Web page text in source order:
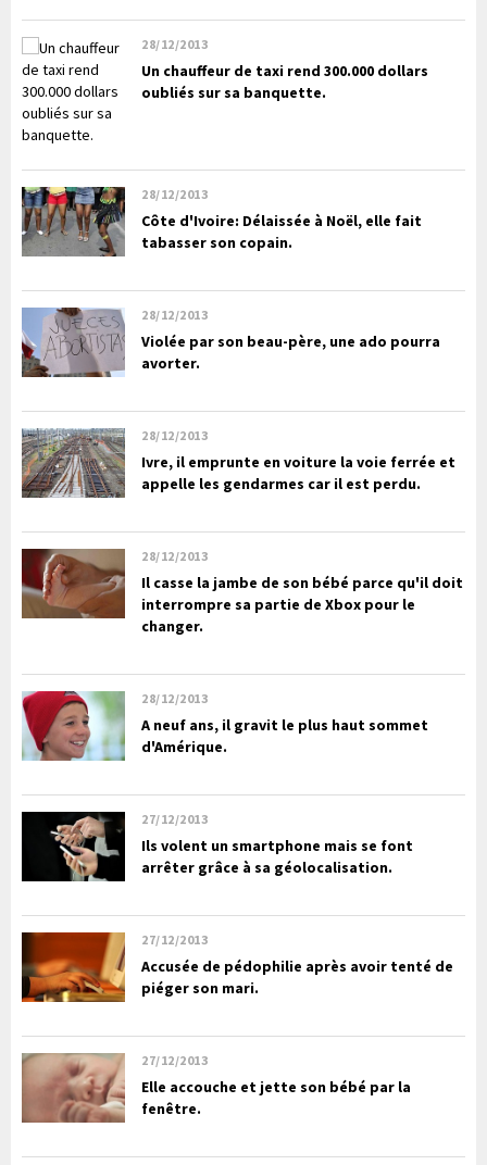
28/12/2013
Un chauffeur de taxi rend 300.000 dollars
oubliés sur sa banquette.
28/12/2013
Côte d'Ivoire: Délaissée à Noël, elle fait
tabasser son copain.
28/12/2013
Violée par son beau-père, une ado pourra
avorter.
28/12/2013
Ivre, il emprunte en voiture la voie ferrée et
appelle les gendarmes car il est perdu.
28/12/2013
Il casse la jambe de son bébé parce qu'il doit
interrompre sa partie de Xbox pour le
changer.
28/12/2013
A neuf ans, il gravit le plus haut sommet
d'Amérique.
27/12/2013
Ils volent un smartphone mais se font
arrêter grâce à sa géolocalisation.
27/12/2013
Accusée de pédophilie après avoir tenté de
piéger son mari.
27/12/2013
Elle accouche et jette son bébé par la
fenêtre.